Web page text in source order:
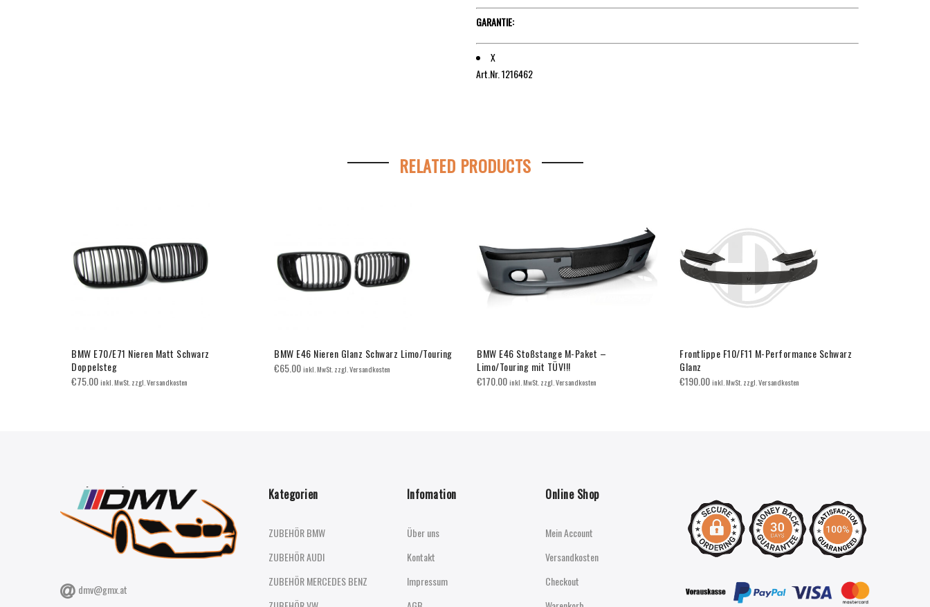
GARANTIE:
X
Art.Nr. 1216462
RELATED PRODUCTS
BMW E70/E71 Nieren Matt Schwarz
Doppelsteg
€75.00inkl. MwSt. zzgl. Versandkosten
BMW E46 Nieren Glanz Schwarz Limo/Touring
€65.00inkl. MwSt. zzgl. Versandkosten
BMW E46 Stoßstange M-Paket –
Limo/Touring mit TÜV!!!
€170.00inkl. MwSt. zzgl. Versandkosten
Frontlippe F10/F11 M-Performance Schwarz
Glanz
€190.00inkl. MwSt. zzgl. Versandkosten
dmv@gmx.at
Kategorien
ZUBEHÖR BMW
ZUBEHÖR AUDI
ZUBEHÖR MERCEDES BENZ
Infomation
Über uns
Kontakt
Impressum
Online Shop
Mein Account
Versandkosten
Checkout